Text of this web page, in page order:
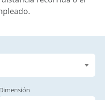
Dimensión